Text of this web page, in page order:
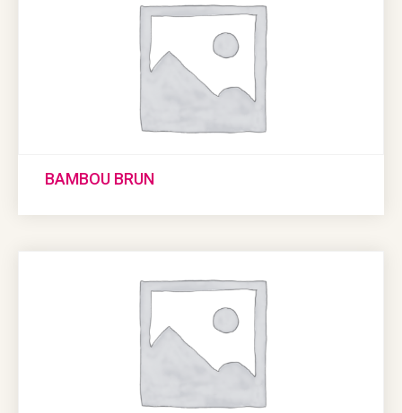
BAMBOU BRUN